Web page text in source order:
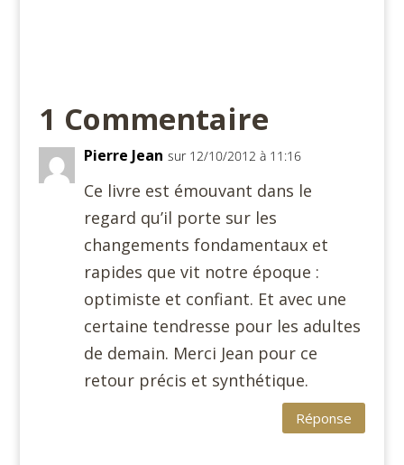
1 Commentaire
Pierre Jean sur 12/10/2012 à 11:16
Ce livre est émouvant dans le
regard qu’il porte sur les
changements fondamentaux et
rapides que vit notre époque :
optimiste et confiant. Et avec une
certaine tendresse pour les adultes
de demain. Merci Jean pour ce
retour précis et synthétique.
Réponse